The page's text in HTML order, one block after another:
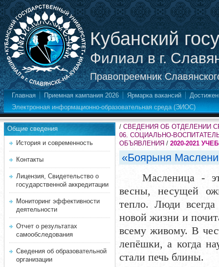
Кубанский
Филиал в г.
Правопреемник
Главная Приемная кампания 2026 Ярмарка вакансий
Электронная информационно-образовательная среда (ЭИОС)
Общие сведения
История и современность
Контакты
Лицензия, Свидетельство о
государственной аккредитации
Мониторинг эффективности
деятельности
Отчет о результатах
самообследования
Сведения об образовательной
организации
/ СВЕДЕНИЯ ОБ ОТДЕЛЕНИИ
06. СОЦИАЛЬНО-
ОБЪЯВЛЕНИЯ / 2020-2021
«Боярыня
Масленица -
весны, несущей
тепло. Люди
новой жизни и
всему живому. В
лепёшки, а когда
стали печь блины.